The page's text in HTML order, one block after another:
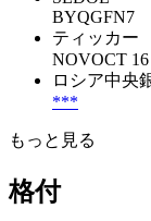
BYQGFN7
ティッカー
NOVOCT 16
ロシア中央
***
もっと見る
格付